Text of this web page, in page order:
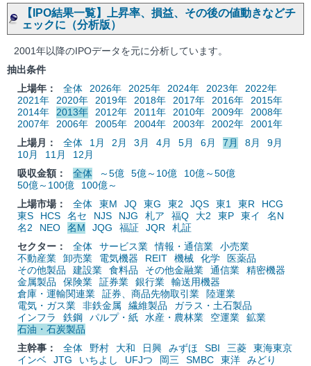
【IPO結果一覧】上昇率、損益、その後の値動きなどチ
ェックに（分析版）
2001年以降のIPOデータを元に分析しています。
抽出条件
上場年：
全体 2026年 2025年 2024年 2023年
2022年
2021年
2020年 2019年 2018年 2017年 2016年
2015年
2014年
2013年 2012年 2011年 2010年 2009年
2008年
2007年
2006年 2005年 2004年 2003年 2002年
2001年
上場月：
全体 1月 2月 3月 4月 5月 6月 7月 8月
9月
10月
11月
12月
吸収金額：
全体 ～5億 5億～10億
10億～50億
50億～100億
100億～
上場市場：
全体 東M JQ 東G 東2 JQS 東1 東R
HCG
東S
HCS 名セ NJS NJG 札ア 福Q 大2 東P 東イ
名N
名2
NEO 名M JQG 福証 JQR
札証
セクター：
全体 サービス業 情報・通信業
小売業
不動産業
卸売業 電気機器 REIT 機械 化学
医薬品
その他製品
建設業 食料品 その他金融業 通信業
精密機器
金属製品
保険業 証券業 銀行業
輸送用機器
倉庫・運輸関連業
証券、商品先物取引業
陸運業
電気・ガス業
非鉄金属 繊維製品
ガラス・土石製品
インフラ
鉄鋼 パルプ・紙 水産・農林業 空運業
鉱業
石油・石炭製品
主幹事：
全体 野村 大和 日興 みずほ SBI 三菱
東海東京
インベ
JTG いちよし UFJつ 岡三 SMBC 東洋
みどり